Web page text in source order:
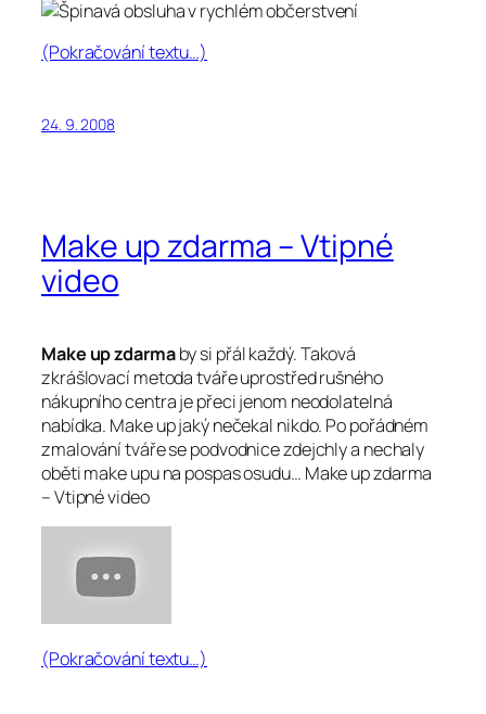
(Pokračování textu…)
24. 9. 2008
Make up zdarma – Vtipné
video
Make up zdarmaby si přál každý. Taková
zkrášlovací metoda tváře uprostřed rušného
nákupního centra je přeci jenom neodolatelná
nabídka. Make up jaký nečekal nikdo. Po pořádném
zmalování tváře se podvodnice zdejchly a nechaly
oběti make upu na pospas osudu… Make up zdarma
– Vtipné video
(Pokračování textu…)